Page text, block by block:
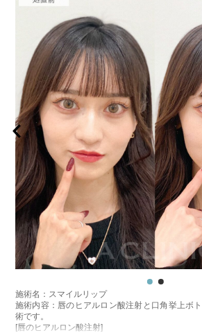
施術名：スマイルリップ
施術内容：唇のヒアルロン酸注射と口角挙上ボ
術です。
[唇のヒアルロン酸注射]